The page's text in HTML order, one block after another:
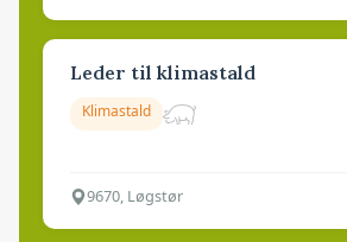
Leder til klimastald
Klimastald
9670, Løgstør